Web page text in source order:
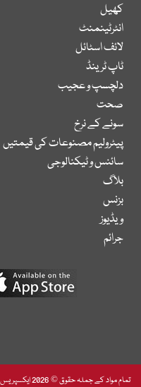
کھیل
انٹرٹینمنٹ
لائف اسٹائل
ٹاپ ٹرینڈ
دلچسپ و عجیب
صحت
سونے کے نرخ
پیٹرولیم مصنوعات کی قیمتیں
سائنس و ٹیکنالوجی
بلاگ
بزنس
ویڈیوز
جرائم
تمام مواد کے جملہ حقوق © 2026 ایکسپریس اردو